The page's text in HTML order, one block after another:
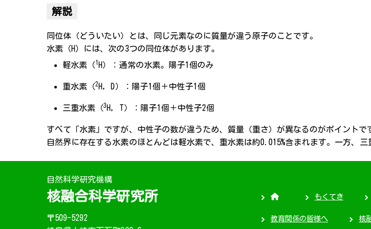
解説
同位体（どういたい）とは、同じ元素なのに質量が違う原子のことです。
水素（H）には、次の3つの同位体があります。
軽水素（1H）：通常の水素。陽子1個のみ
重水素（2H, D）：陽子1個＋中性子1個
三重水素（3H, T）：陽子1個＋中性子2個
すべて「水素」ですが、中性子の数が違うため、質量（重さ）が異なるのがポイントで
自然界に存在する水素のほとんどは軽水素で、重水素は約0.015%含まれます。一方、三
自然科学研究機構
核融合科学研究所
〒509-5292
もくてき
教育関係の皆様へ 核